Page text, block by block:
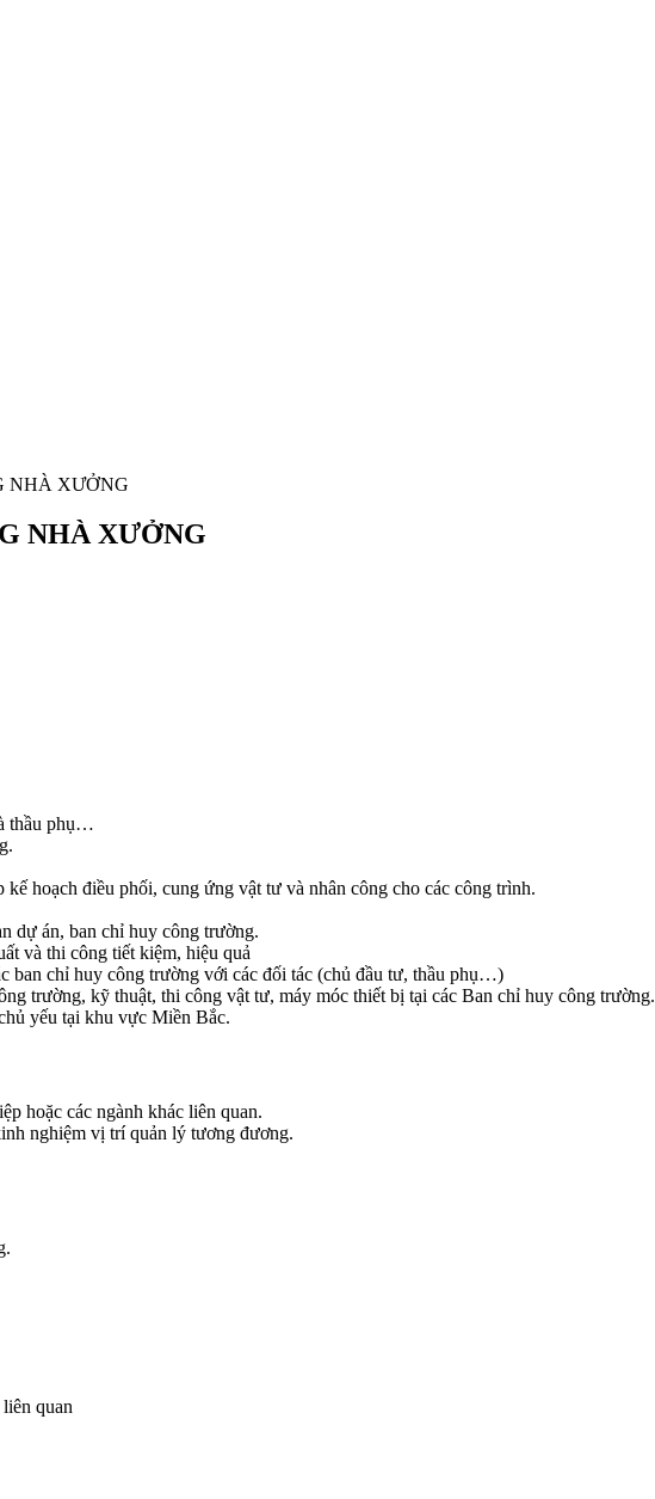
NHÀ XƯỞNG
NHÀ XƯỞNG
thầu phụ…
hoạch điều phối, cung ứng vật tư và nhân công cho các công trình.
dự án, ban chỉ huy công trường.
và thi công tiết kiệm, hiệu quả
ban chỉ huy công trường với các đối tác (chủ đầu tư, thầu phụ…)
trường, kỹ thuật, thi công vật tư, máy móc thiết bị tại các Ban chỉ huy công trường.
yếu tại khu vực Miền Bắc.
hoặc các ngành khác liên quan.
nghiệm vị trí quản lý tương đương.
quan